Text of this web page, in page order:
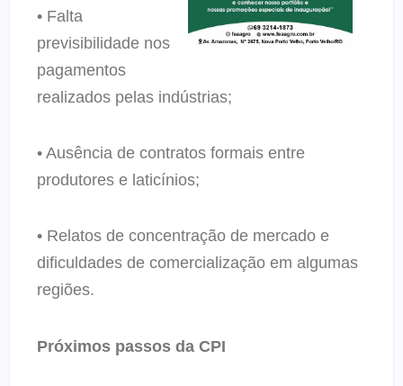
• Falta
previsibilidade nos
pagamentos
realizados pelas indústrias;
• Ausência de contratos formais entre
produtores e laticínios;
• Relatos de concentração de mercado e
dificuldades de comercialização em algumas
regiões.
Próximos passos da CPI